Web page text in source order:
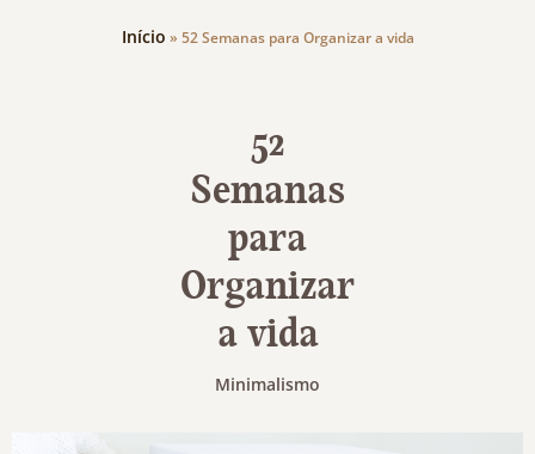
Início » 52 Semanas para Organizar a vida
52
Semanas
para
Organizar
a vida
Minimalismo